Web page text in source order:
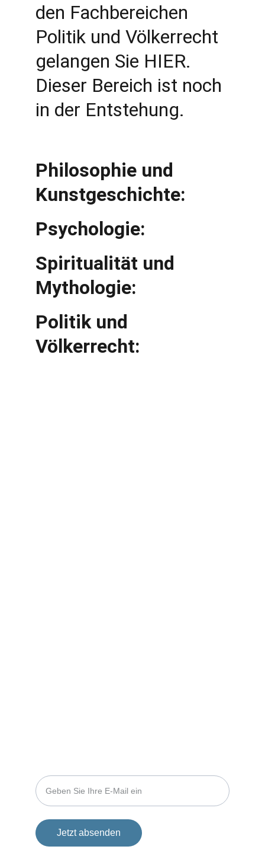
Philosophie und
Kunstgeschichte:
Psychologie:
Spiritualität und
Mythologie:
Politik und
Völkerrecht:
den Fachbereichen
Politik und Völkerrecht
gelangen Sie HIER.
Dieser Bereich ist noch
in der Entstehung.
Jetzt absenden